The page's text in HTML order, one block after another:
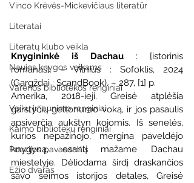
Vinco Krėvės-Mickevičiaus literatūr
Literatai
Literatų klubo veikla
Naujos knygos vaikams
Varėnos bibliotekos renginiai
Vaikų ir jaunimo renginiai
Kaimo bibliotekų renginiai
Poezijos pavasarėlis
Ežio dvaras
Knygininkė iš Dachau : [istorinis
romanas]. – Vilnius : Sofoklis, 2024
(Gargždai : ScandBook). – 287, [1] p.
Amerika, 2018-ieji. Greisė atplėšia
garstyčių geltonumo voką, ir jos pasaulis
apsiverčia aukštyn kojomis. Iš senelės,
kurios nepažinojo, mergina paveldėjo
knygyną, esantį mažame Dachau
miestelyje. Dėliodama širdį draskančios
savo šeimos istorijos detales, Greisė